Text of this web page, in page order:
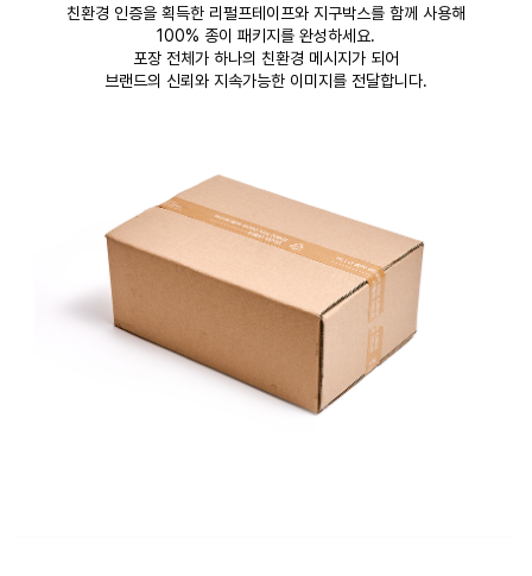
친환경 인증을 획득한 리펄프테이프와 지구박스를 함께 사용해
100% 종이 패키지를 완성하세요.
포장 전체가 하나의 친환경 메시지가 되어
브랜드의 신뢰와 지속가능한 이미지를 전달합니다.